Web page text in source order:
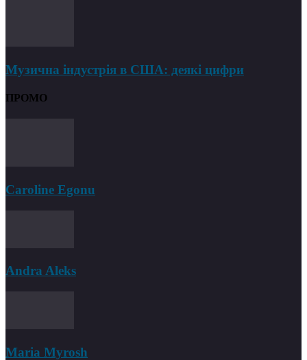
Музична індустрія в США: деякі цифри
ПРОМО
Caroline Egonu
Andra Aleks
Maria Myrosh